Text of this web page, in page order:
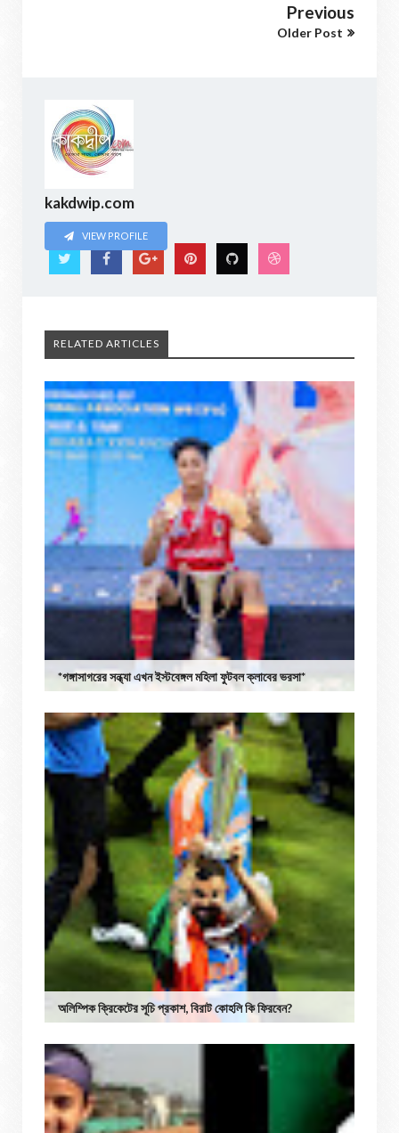
Previous
Older Post
kakdwip.com
VIEW PROFILE
RELATED ARTICLES
*গঙ্গাসাগরের সন্ধ্যা এখন ইস্টবেঙ্গল মহিলা ফুটবল ক্লাবের ভরসা*
অলিম্পিক ক্রিকেটের সূচি প্রকাশ, বিরাট কোহলি কি ফিরবেন?